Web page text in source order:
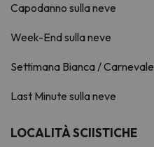
Capodanno sulla neve
Week-End sulla neve
Settimana Bianca / Carnevale
Last Minute sulla neve
LOCALITÀ SCIISTICHE